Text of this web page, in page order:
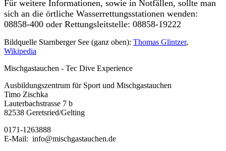
Für weitere Informationen, sowie in Notfällen, sollte man
sich an die örtliche Wasserrettungsstationen wenden:
08858-400 oder Rettungsleitstelle: 08858-19222
Bildquelle Starnberger See (ganz oben): Thomas Glintzer,
Wikipedia
Mischgastauchen - Tec Dive Experience
Ausbildungszentrum für Sport und Mischgastauchen
Timo Zischka
Lauterbachstrasse 7 b
82538 Geretsried/Gelting
0171-1263888
E-Mail: info@mischgastauchen.de